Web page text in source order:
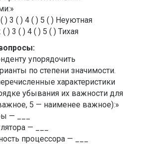
) 3 ( ) 4 ( ) 5 ( ) Неуютная
) 3 ( ) 4 ( ) 5 ( ) Тихая
упорядочить
по степени значимости.
характеристики
убывания их важности для
5 — наименее важное):»
— ___
— ___
процессора — ___